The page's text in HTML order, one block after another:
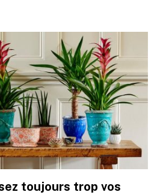
toujours trop vos